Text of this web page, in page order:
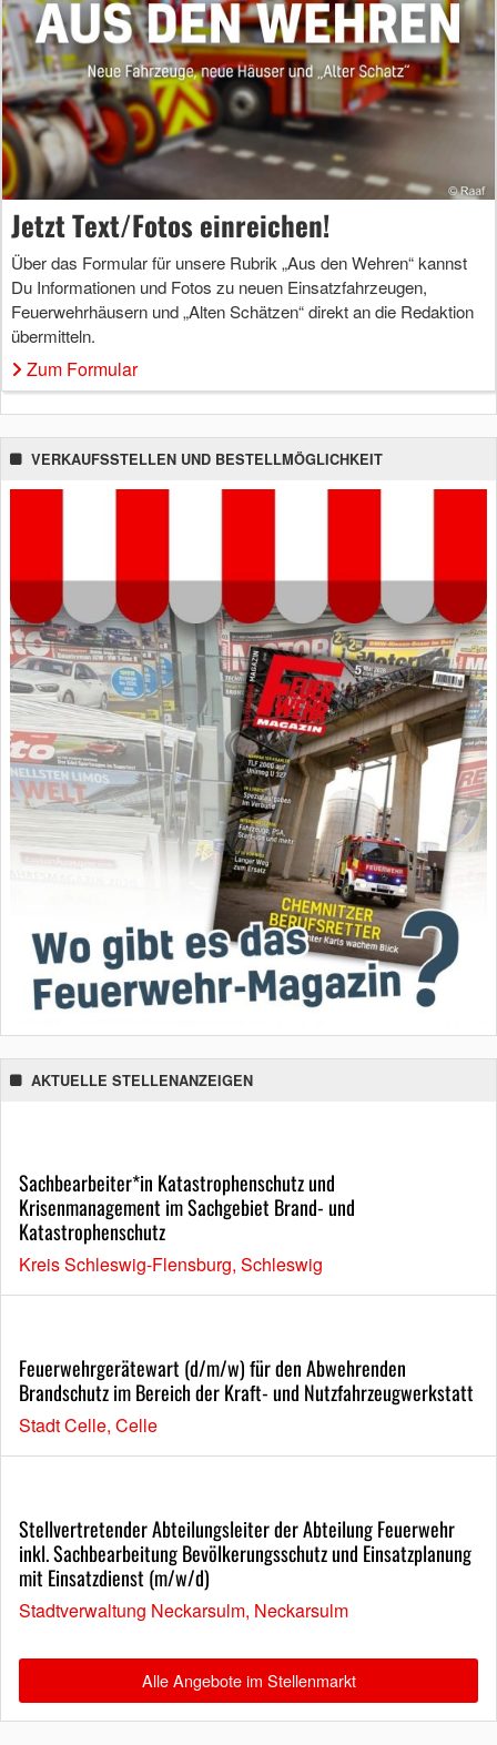
Jetzt Text/Fotos einreichen!
Über das Formular für unsere Rubrik „Aus den Wehren“ kannst
Du Informationen und Fotos zu neuen Einsatzfahrzeugen,
Feuerwehrhäusern und „Alten Schätzen“ direkt an die Redaktion
übermitteln.
Zum Formular
VERKAUFSSTELLEN UND BESTELLMÖGLICHKEIT
AKTUELLE STELLENANZEIGEN
Sachbearbeiter*in Katastrophenschutz und
Krisenmanagement im Sachgebiet Brand- und
Katastrophenschutz
Kreis Schleswig-Flensburg, Schleswig
Feuerwehrgerätewart (d/m/w) für den Abwehrenden
Brandschutz im Bereich der Kraft- und Nutzfahrzeugwerkstatt
Stadt Celle, Celle
Stellvertretender Abteilungsleiter der Abteilung Feuerwehr
inkl. Sachbearbeitung Bevölkerungsschutz und Einsatzplanung
mit Einsatzdienst (m/w/d)
Stadtverwaltung Neckarsulm, Neckarsulm
Alle Angebote im Stellenmarkt